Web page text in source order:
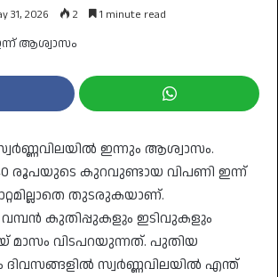
31, 2026 2 1 minute read
ഇന്നും ആശ്വാസം.
രൂപയുടെ കുറവുണ്ടായ വിപണി ഇന്ന്
തുടരുകയാണ്.
വമ്പൻ കുതിപ്പുകളും ഇടിവുകളും
മാസം വിടപറയുന്നത്. പുതിയ
സ്വർണ്ണവിലയിൽ എന്ത്